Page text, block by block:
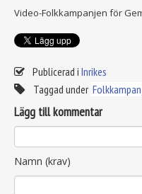
Video-Folkkampanjen för
Publicerad i Inrikes
Taggad under
Lägg till kommentar
Namn (krav)